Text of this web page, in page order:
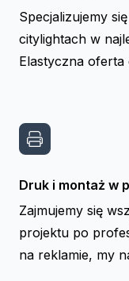
Specjalizujemy
citylightach w
Elastyczna
Druk i montaż w
Zajmujemy się
projektu po
na reklamie, my